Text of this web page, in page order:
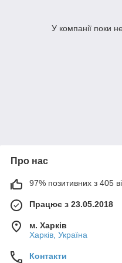
У компанії поки
Про нас
97% позитивних з 405
Працює з 23.05.2018
м. Харків
Харків, Україна
Контакти